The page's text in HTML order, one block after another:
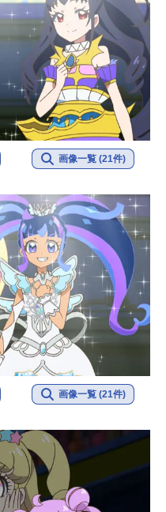
画像一覧 (21件)
画像一覧 (21件)